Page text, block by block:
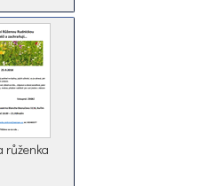
růženka